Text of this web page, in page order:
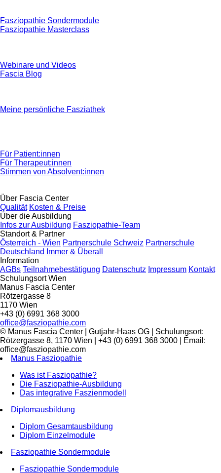
Fasziopathie Sondermodule
Fasziopathie Masterclass
Webinare und Videos
Fascia Blog
Meine persönliche Fasziathek
Für Patient:innen
Für Therapeut:innen
Stimmen von Absolvent:innen
Über Fascia Center
Qualität Kosten & Preise
Über die Ausbildung
Infos zur Ausbildung Fasziopathie-Team
Standort & Partner
Österreich - Wien Partnerschule Schweiz Partnerschule
Deutschland
Immer & Überall
Information
AGBs Teilnahmebestätigung Datenschutz Impressum Kontakt
Schulungsort Wien
Manus Fascia Center
Rötzergasse 8
1170 Wien
+43 (0) 6991 368 3000
office@fasziopathie.com
© Manus Fascia Center | Gutjahr-Haas OG | Schulungsort:
Rötzergasse 8, 1170 Wien | +43 (0) 6991 368 3000 | Email:
office@fasziopathie.com
Manus Fasziopathie
Was ist Fasziopathie?
Die Fasziopathie-Ausbildung
Das integrative Faszienmodell
Diplomausbildung
Diplom Gesamtausbildung
Diplom Einzelmodule
Fasziopathie Sondermodule
Fasziopathie Sondermodule